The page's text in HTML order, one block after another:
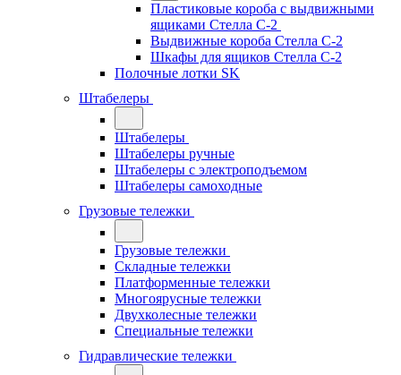
Пластиковые короба с выдвижными
ящиками Стелла С-2
Выдвижные короба Стелла С-2
Шкафы для ящиков Стелла С-2
Полочные лотки SK
Штабелеры
Штабелеры
Штабелеры ручные
Штабелеры с электроподъемом
Штабелеры самоходные
Грузовые тележки
Грузовые тележки
Складные тележки
Платформенные тележки
Многоярусные тележки
Двухколесные тележки
Специальные тележки
Гидравлические тележки